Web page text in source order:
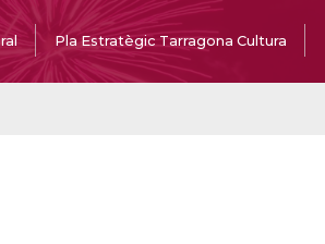
Pla Estratègic Tarragona Cultura